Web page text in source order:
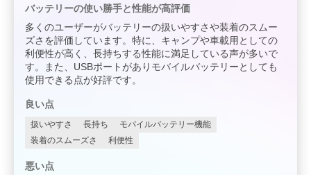
バッテリーの使い勝手と性能が高評価
多くのユーザーがバッテリーの扱いやすさや装着のスムー
ズさを評価しています。特に、キャンプや車載用としての
利便性が高く、長持ちする性能に満足している声が多いで
す。また、USBポートがありモバイルバッテリーとしても
使用できる点が好評です。
良い点
扱いやすさ 長持ち
モバイルバッテリー機能
装着のスムーズさ
利便性
悪い点